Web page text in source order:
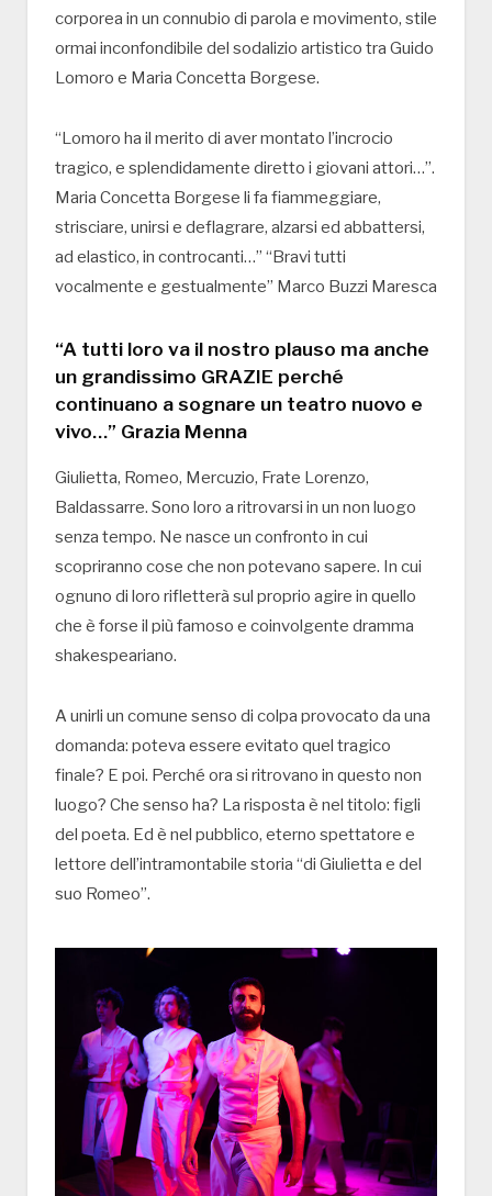
corporea in un connubio di parola e movimento, stile
ormai inconfondibile del sodalizio artistico tra Guido
Lomoro e Maria Concetta Borgese.
“Lomoro ha il merito di aver montato l’incrocio
tragico, e splendidamente diretto i giovani attori…”.
Maria Concetta Borgese li fa fiammeggiare,
strisciare, unirsi e deflagrare, alzarsi ed abbattersi,
ad elastico, in controcanti…” “Bravi tutti
vocalmente e gestualmente” Marco Buzzi Maresca
“A tutti loro va il nostro plauso ma anche
un grandissimo GRAZIE perché
continuano a sognare un teatro nuovo e
vivo…” Grazia Menna
Giulietta, Romeo, Mercuzio, Frate Lorenzo,
Baldassarre. Sono loro a ritrovarsi in un non luogo
senza tempo. Ne nasce un confronto in cui
scopriranno cose che non potevano sapere. In cui
ognuno di loro rifletterà sul proprio agire in quello
che è forse il più famoso e coinvolgente dramma
shakespeariano.
A unirli un comune senso di colpa provocato da una
domanda: poteva essere evitato quel tragico
finale? E poi. Perché ora si ritrovano in questo non
luogo? Che senso ha? La risposta è nel titolo: figli
del poeta. Ed è nel pubblico, eterno spettatore e
lettore dell’intramontabile storia “di Giulietta e del
suo Romeo”.